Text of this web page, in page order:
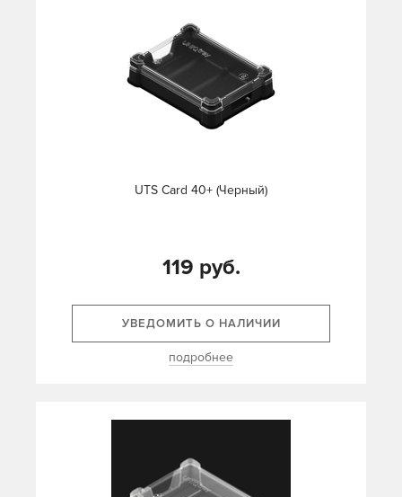
UTS Card 40+ (Черный)
119 руб.
УВЕДОМИТЬ О НАЛИЧИИ
подробнее